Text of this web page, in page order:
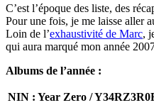
C’est l’époque des liste, des
Pour une fois, je me laisse aller
Loin de l’exhaustivité de Marc,
qui aura marqué mon année
Albums de l’année :
NIN : Year Zero /